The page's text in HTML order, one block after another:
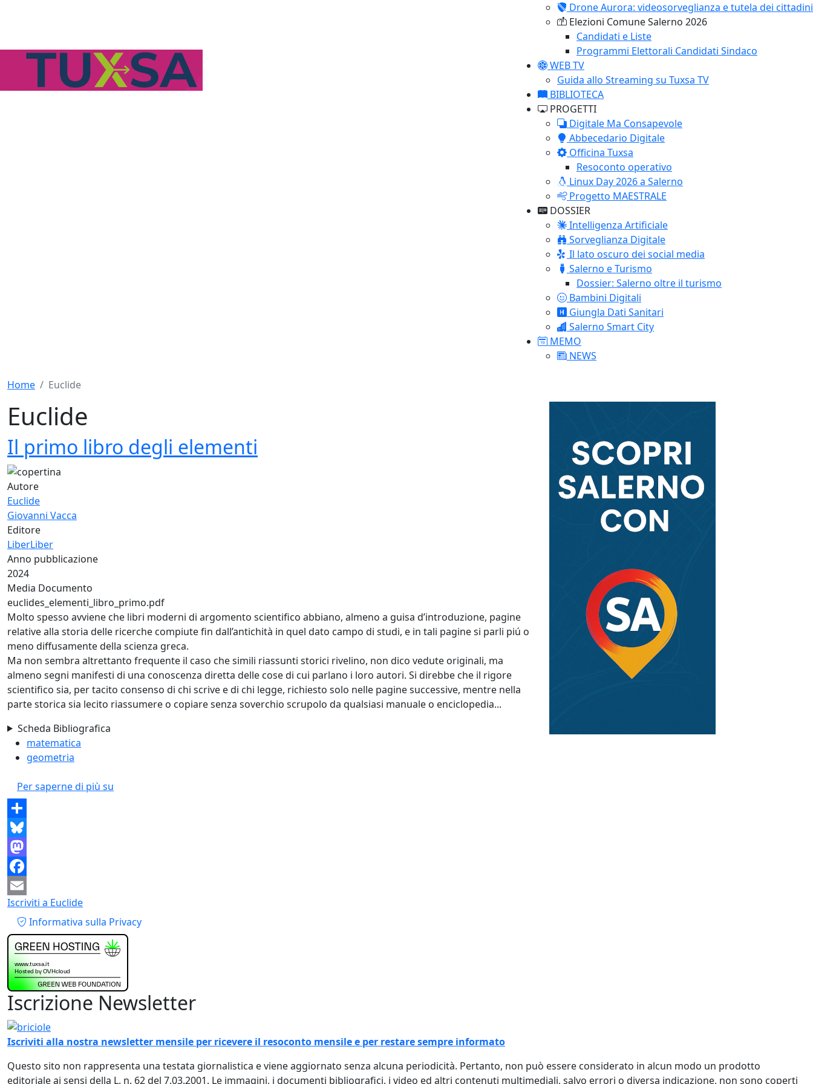
Drone Aurora: videosorveglianza e tutela dei cittadini
Elezioni Comune Salerno 2026
Candidati e Liste
Programmi Elettorali Candidati Sindaco
WEB TV
Guida allo Streaming su Tuxsa TV
BIBLIOTECA
PROGETTI
Digitale Ma Consapevole
Abbecedario Digitale
Officina Tuxsa
Resoconto operativo
Linux Day 2026 a Salerno
Progetto MAESTRALE
DOSSIER
Intelligenza Artificiale
Sorveglianza Digitale
Il lato oscuro dei social media
Salerno e Turismo
Dossier: Salerno oltre il turismo
Bambini Digitali
Giungla Dati Sanitari
Salerno Smart City
MEMO
NEWS
Home Euclide
Euclide
Il primo libro degli elementi
Autore
Euclide
Giovanni Vacca
Editore
LiberLiber
Anno pubblicazione
2024
Media Documento
euclides_elementi_libro_primo.pdf
Molto spesso avviene che libri moderni di argomento scientifico abbiano, almeno a guisa d’introduzione, pagine
relative alla storia delle ricerche compiute fin dall’antichità in quel dato campo di studi, e in tali pagine si parli piú o
meno diffusamente della scienza greca.
Ma non sembra altrettanto frequente il caso che simili riassunti storici rivelino, non dico vedute originali, ma
almeno segni manifesti di una conoscenza diretta delle cose di cui parlano i loro autori. Si direbbe che il rigore
scientifico sia, per tacito consenso di chi scrive e di chi legge, richiesto solo nelle pagine successive, mentre nella
parte storica sia lecito riassumere o copiare senza soverchio scrupolo da qualsiasi manuale o enciclopedia...
Scheda Bibliografica
matematica
geometria
Per saperne di più su
Share
Bluesky
Mastodon
Facebook
Email
Iscriviti a Euclide
Piè di pagina
Informativa sulla Privacy
Iscrizione Newsletter
Immagine
Iscriviti alla nostra newsletter mensile per ricevere il resoconto mensile e per restare sempre informato
Questo sito non rappresenta una testata giornalistica e viene aggiornato senza alcuna periodicità. Pertanto, non può essere considerato in alcun modo un prodotto
editoriale ai sensi della L. n. 62 del 7.03.2001. Le immagini, i documenti bibliografici, i video ed altri contenuti multimediali, salvo errori o diversa indicazione, non sono coperti